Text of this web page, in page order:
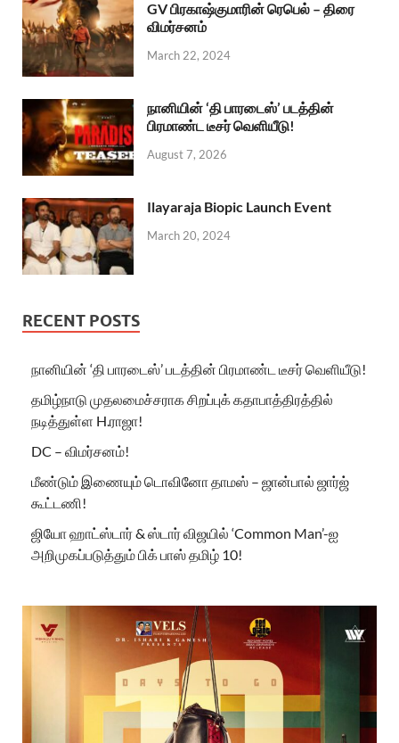
GV பிரகாஷ்குமாரின் ரெபெல் – திரை
விமர்சனம்
March 22, 2024
நானியின் ‘தி பாரடைஸ்’ படத்தின்
பிரமாண்ட டீசர் வெளியீடு!
August 7, 2026
Ilayaraja Biopic Launch Event
March 20, 2024
RECENT POSTS
நானியின் ‘தி பாரடைஸ்’ படத்தின் பிரமாண்ட டீசர் வெளியீடு!
தமிழ்நாடு முதலமைச்சராக சிறப்புக் கதாபாத்திரத்தில்
நடித்துள்ள H.ராஜா!
DC – விமர்சனம்!
மீண்டும் இணையும் டொவினோ தாமஸ் – ஜான்பால் ஜார்ஜ்
கூட்டணி!
ஜியோ ஹாட்ஸ்டார் & ஸ்டார் விஜயில் ‘Common Man’-ஐ
அறிமுகப்படுத்தும் பிக் பாஸ் தமிழ் 10!